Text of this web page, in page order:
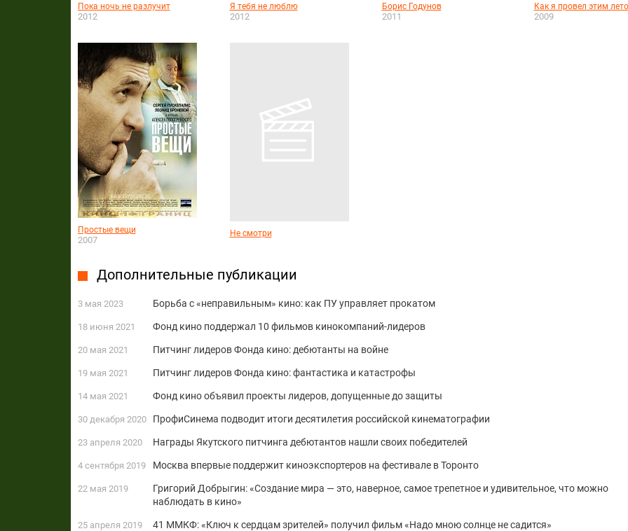
Пока ночь не разлучит
2012
Я тебя не люблю
2012
Борис Годунов
2011
Как я провел этим
2009
Простые вещи
2007
Не смотри
Дополнительные публикации
3 мая 2023 Борьба с «неправильным» кино: как ПУ управляет прокатом
18 июня 2021 Фонд кино поддержал 10 фильмов кинокомпаний-лидеров
20 мая 2021 Питчинг лидеров Фонда кино: дебютанты на войне
19 мая 2021 Питчинг лидеров Фонда кино: фантастика и катастрофы
14 мая 2021 Фонд кино объявил проекты лидеров, допущенные до защиты
30 декабря 2020 ПрофиСинема подводит итоги десятилетия российской кинематографии
23 апреля 2020 Награды Якутского питчинга дебютантов нашли своих победителей
4 сентября 2019 Москва впервые поддержит киноэкспортеров на фестивале в Торонто
22 мая 2019
Григорий Добрыгин: «Создание мира — это, наверное, самое трепетное и удивительное, что можно
наблюдать в кино»
25 апреля 2019 41 ММКФ: «Ключ к сердцам зрителей» получил фильм «Надо мною солнце не садится»